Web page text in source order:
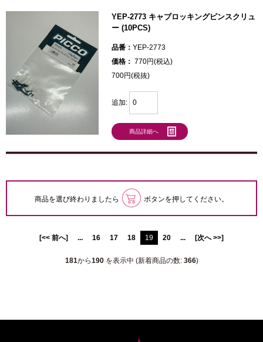
YEP-2773 キャブロッキングピンスクリュ
ー (10PCS)
品番： YEP-2773
価格： 770円(税込)
700円(税抜)
追加:
商品詳細へ
商品を選び終わりましたら ボタンを押してください。
[<< 前へ] ... 16 17 18 19 20 ... [次へ >>]
181から190を表示中 (新着商品の数: 366)